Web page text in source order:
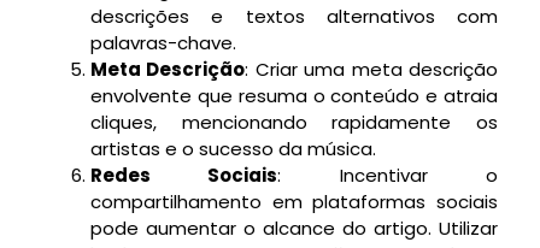
descrições e textos alternativos com
palavras-chave.
Meta Descrição: Criar uma meta descrição
envolvente que resuma o conteúdo e atraia
cliques, mencionando rapidamente os
artistas e o sucesso da música.
Redes Sociais: Incentivar o
compartilhamento em plataformas sociais
pode aumentar o alcance do artigo. Utilizar